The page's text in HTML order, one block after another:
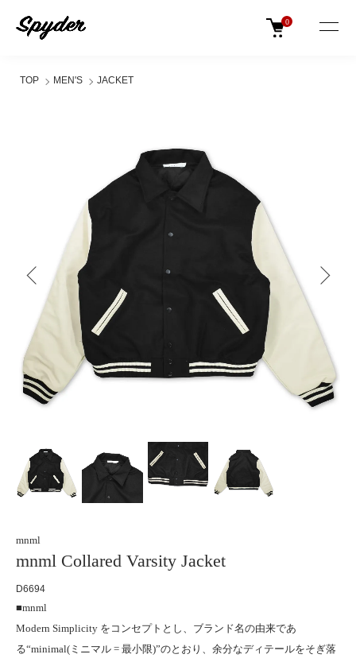
0
TOP MEN'S JACKET
mnml
mnml Collared Varsity Jacket
D6694
■mnml
Modern Simplicity をコンセプトとし、ブランド名の由来であ
る“minimal(ミニマル = 最小限)”のとおり、余分なディテールをそぎ落